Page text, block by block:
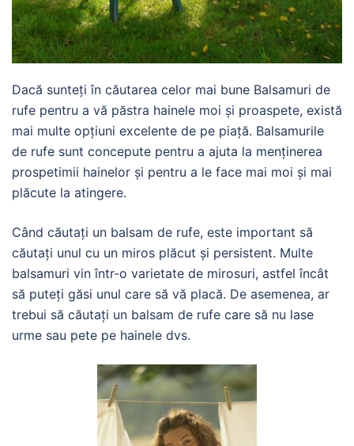
Dacă sunteți în căutarea celor mai bune Balsamuri de
rufe pentru a vă păstra hainele moi și proaspete, există
mai multe opțiuni excelente de pe piață. Balsamurile
de rufe sunt concepute pentru a ajuta la menținerea
prospetimii hainelor și pentru a le face mai moi și mai
plăcute la atingere.
Când căutați un balsam de rufe, este important să
căutați unul cu un miros plăcut și persistent. Multe
balsamuri vin într-o varietate de mirosuri, astfel încât
să puteți găsi unul care să vă placă. De asemenea, ar
trebui să căutați un balsam de rufe care să nu lase
urme sau pete pe hainele dvs.